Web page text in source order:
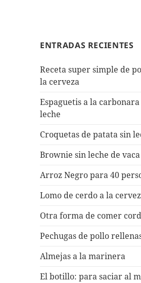
ENTRADAS RECIENTES
Receta super simple de
la cerveza
Espaguetis a la
leche
Croquetas de patata sin
Brownie sin leche de vaca
Arroz Negro para 40
Lomo de cerdo a la
Otra forma de comer
Pechugas de pollo
Almejas a la marinera
El botillo: para saciar al